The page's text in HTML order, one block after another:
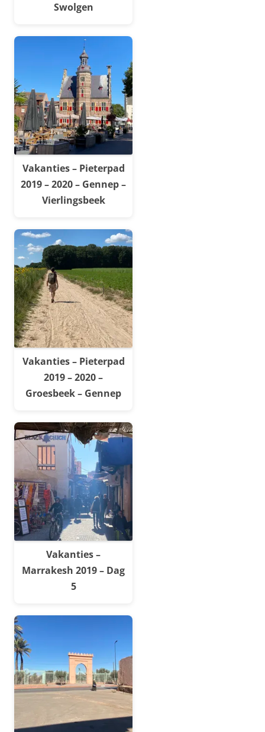
Swolgen
Vakanties – Pieterpad
2019 – 2020 – Gennep –
Vierlingsbeek
Vakanties – Pieterpad
2019 – 2020 –
Groesbeek – Gennep
Vakanties –
Marrakesh 2019 – Dag
5